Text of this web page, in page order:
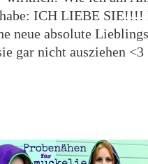
ICH LIEBE SIE!!!!
neue absolute
gar nicht ausziehen <3